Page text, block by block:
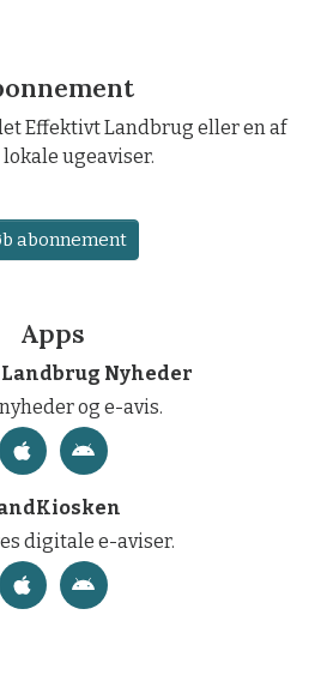
Effektivt Landbrug eller en af
lokale ugeaviser.
abonnement
Apps
Nyheder
og e-avis.
digitale e-aviser.